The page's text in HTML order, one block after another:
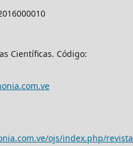
Científicas. Código:
ojs/index.php/